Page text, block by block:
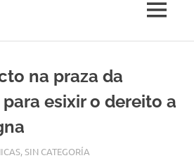
MENÚ
na praza da
esixir o dereito a
,SIN CATEGORÍA